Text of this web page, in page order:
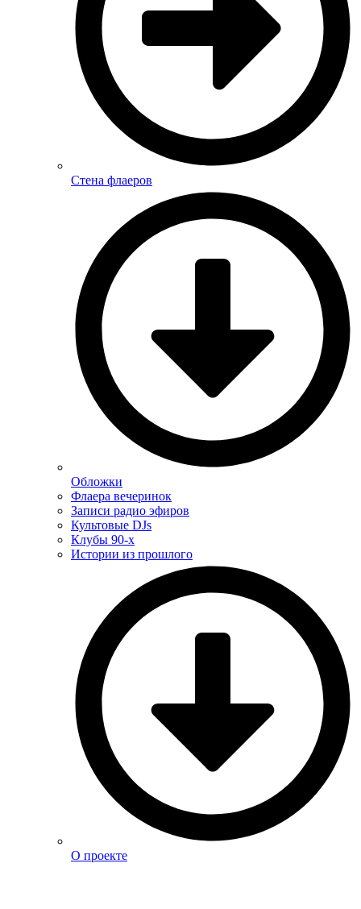
Стена флаеров
Обложки
Флаера вечеринок
Записи радио эфиров
Культовые DJs
Клубы 90-х
Истории из прошлого
О проекте